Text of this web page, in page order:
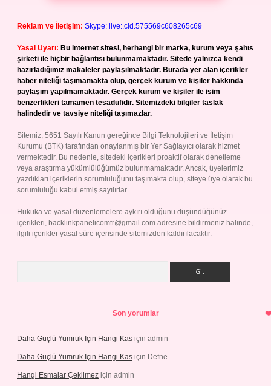
Reklam ve İletişim: Skype: live:.cid.575569c608265c69
Yasal Uyarı: Bu internet sitesi, herhangi bir marka, kurum veya şahıs
şirketi ile hiçbir bağlantısı bulunmamaktadır. Sitede yalnızca kendi
hazırladığımız makaleler paylaşılmaktadır. Burada yer alan içerikler
haber niteliği taşımamakta olup, gerçek kurum ve kişiler hakkında
paylaşım yapılmamaktadır. Gerçek kurum ve kişiler ile isim
benzerlikleri tamamen tesadüfidir. Sitemizdeki bilgiler taslak
halindedir ve tavsiye niteliği taşımazlar.
Sitemiz, 5651 Sayılı Kanun gereğince Bilgi Teknolojileri ve İletişim
Kurumu (BTK) tarafından onaylanmış bir Yer Sağlayıcı olarak hizmet
vermektedir. Bu nedenle, sitedeki içerikleri proaktif olarak denetleme
veya araştırma yükümlülüğümüz bulunmamaktadır. Ancak, üyelerimiz
yazdıkları içeriklerin sorumluluğunu taşımakta olup, siteye üye olarak bu
sorumluluğu kabul etmiş sayılırlar.
Hukuka ve yasal düzenlemelere aykırı olduğunu düşündüğünüz
içerikleri, backlinkpanelicomtr@gmail.com adresine bildirmeniz halinde,
ilgili içerikler yasal süre içerisinde sitemizden kaldırılacaktır.
Son yorumlar
Daha Güçlü Yumruk Için Hangi Kas için admin
Daha Güçlü Yumruk Için Hangi Kas için Defne
Hangi Esmalar Çekilmez için admin